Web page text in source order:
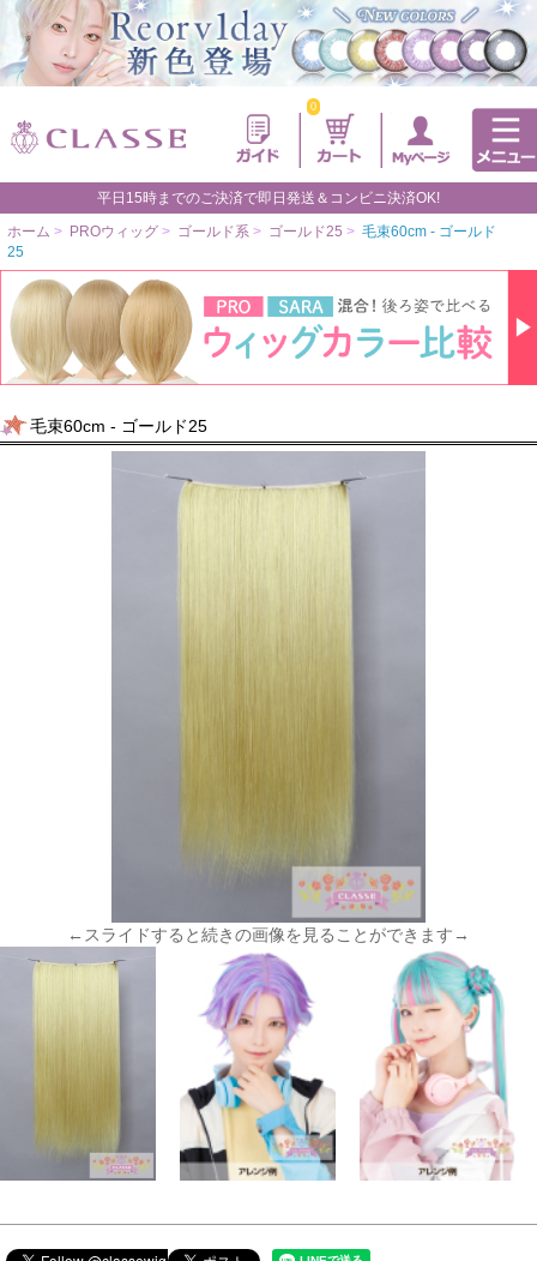
0
平日15時までのご決済で即日発送＆コンビニ決済OK!
ホーム > PROウィッグ > ゴールド系 > ゴールド25 > 毛束60cm - ゴールド
25
毛束60cm - ゴールド25
←スライドすると続きの画像を見ることができます→